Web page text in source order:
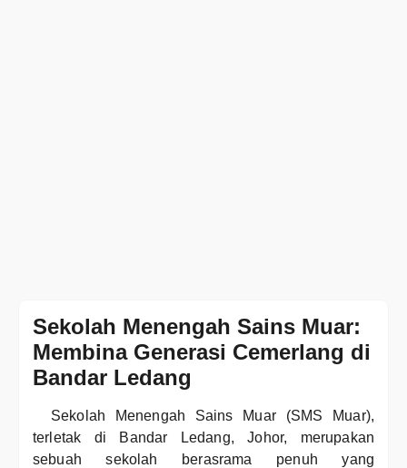
Sekolah Menengah Sains Muar:
Membina Generasi Cemerlang di
Bandar Ledang
Sekolah Menengah Sains Muar (SMS Muar),
terletak di Bandar Ledang, Johor, merupakan
sebuah sekolah berasrama penuh yang